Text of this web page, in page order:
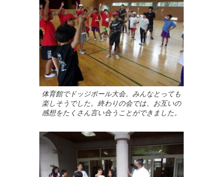
体育館でドッジボール大会。みんなとっても
楽しそうでした。終わりの会では、お互いの
感想をたくさん言い合うことができました。